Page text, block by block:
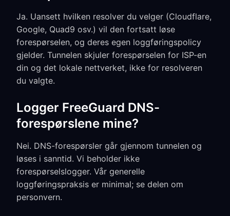
Ja. Uansett hvilken resolver du velger (Cloudflare,
Google, Quad9 osv.) vil den fortsatt løse
forespørselen, og deres egen loggføringspolicy
gjelder. Tunnelen skjuler forespørselen for ISP-en
din og det lokale nettverket, ikke for resolveren
du valgte.
Logger FreeGuard DNS-
forespørslene mine?
Nei. DNS-forespørsler går gjennom tunnelen og
løses i sanntid. Vi beholder ikke
forespørselslogger. Vår generelle
loggføringspraksis er minimal; se delen om
personvern.